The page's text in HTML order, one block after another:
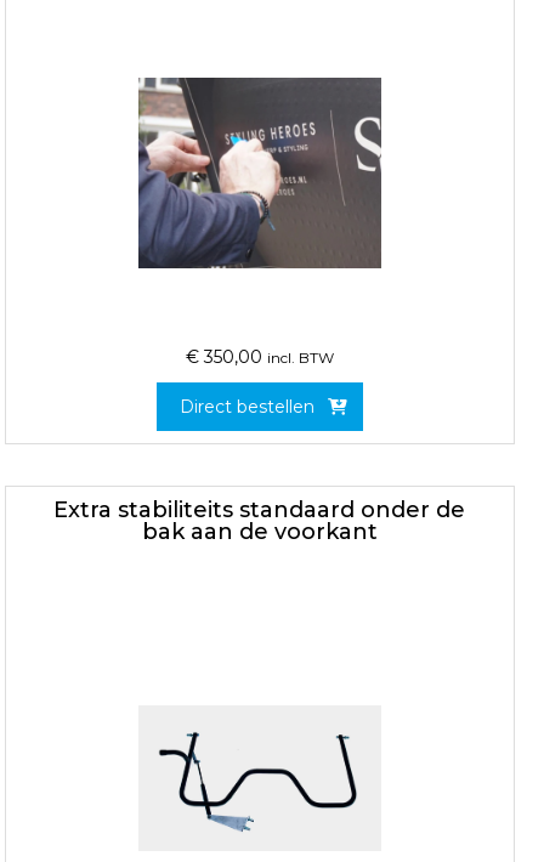
€ 350,00 incl. BTW
Direct bestellen
Extra stabiliteits standaard onder de
bak aan de voorkant